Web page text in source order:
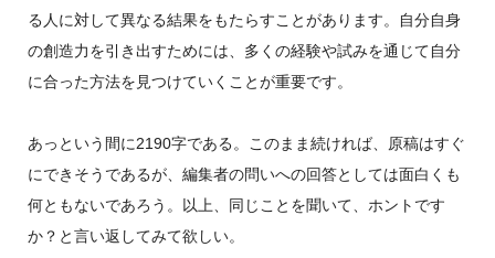
る人に対して異なる結果をもたらすことがあります。自分自身
の創造力を引き出すためには、多くの経験や試みを通じて自分
に合った方法を見つけていくことが重要です。
あっという間に2190字である。このまま続ければ、原稿はすぐ
にできそうであるが、編集者の問いへの回答としては面白くも
何ともないであろう。以上、同じことを聞いて、ホントです
か？と言い返してみて欲しい。